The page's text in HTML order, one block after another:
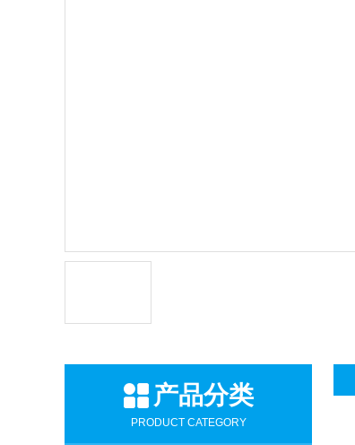
产品分类
PRODUCT CATEGORY